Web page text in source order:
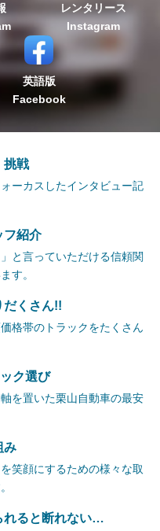
レンタリース
Instagram
英語版
Facebook
挑戦
ーカスしたインタビュー記
フ紹介
と言っていただける信頼関
す。
だくさん!!
格帯のトラックをたくさん
ク選び
を置いた栗山自動車の最安
み
笑顔にするための様々な取
れると断れない…